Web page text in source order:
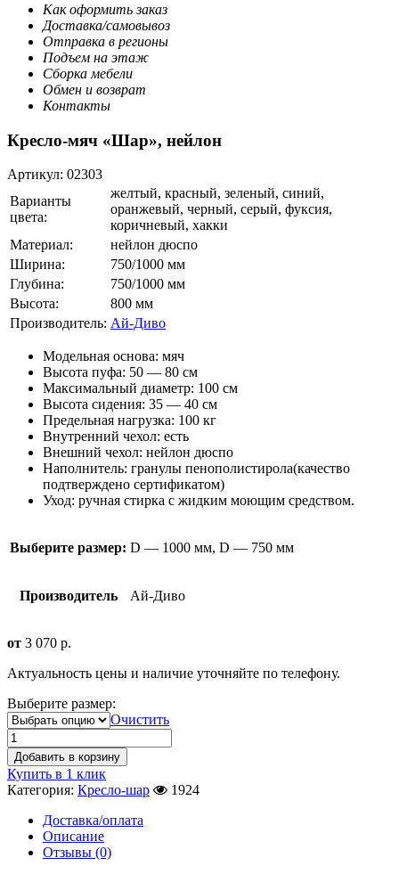
Как оформить заказ
Доставка/самовывоз
Отправка в регионы
Подъем на этаж
Сборка мебели
Обмен и возврат
Контакты
Кресло-мяч «Шар», нейлон
Артикул: 02303
Варианты
цвета:
желтый, красный, зеленый, синий,
оранжевый, черный, серый, фуксия,
коричневый, хакки
Материал:
нейлон дюспо
Ширина:
750/1000 мм
Глубина:
750/1000 мм
Высота:
800 мм
Производитель: Ай-Диво
Модельная основа: мяч
Высота пуфа: 50 — 80 см
Максимальный диаметр: 100 см
Высота сидения: 35 — 40 см
Предельная нагрузка: 100 кг
Внутренний чехол: есть
Внешний чехол: нейлон дюспо
Наполнитель: гранулы пенополистирола(качество
подтверждено сертификатом)
Уход: ручная стирка с жидким моющим средством.
Выберите размер: D — 1000 мм, D — 750 мм
Производитель Ай-Диво
от 3 070 р.
Актуальность цены и наличие уточняйте по телефону.
Выберите размер:
Очистить
Добавить в корзину
Купить в 1 клик
Категория: Кресло-шар
1924
Доставка/оплата
Описание
Отзывы (0)